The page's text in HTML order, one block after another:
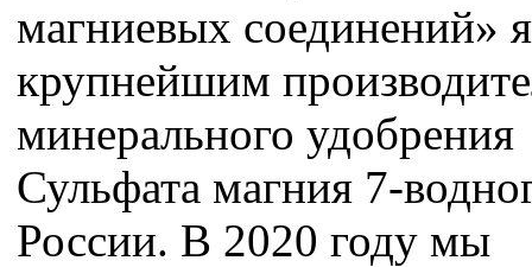
магниевых соединений»
крупнейшим
минерального удобрения
Сульфата магния 7-
России. В 2020 году мы